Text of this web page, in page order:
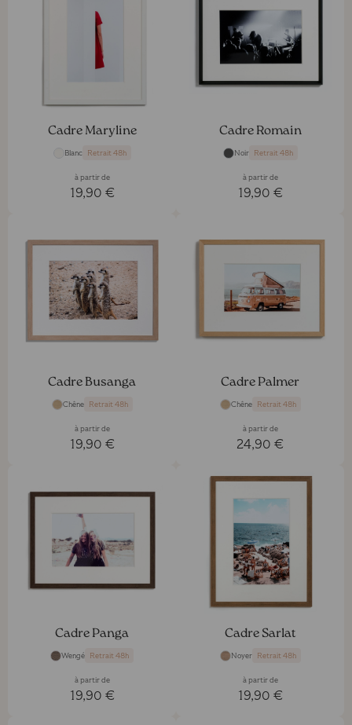
Cadre Maryline
Blanc Retrait 48h
à partir de
19,90 €
Cadre Romain
Noir Retrait 48h
à partir de
19,90 €
Cadre Busanga
Chêne Retrait 48h
à partir de
19,90 €
Cadre Palmer
Chêne Retrait 48h
à partir de
24,90 €
Cadre Panga
Wengé Retrait 48h
à partir de
19,90 €
Cadre Sarlat
Noyer Retrait 48h
à partir de
19,90 €